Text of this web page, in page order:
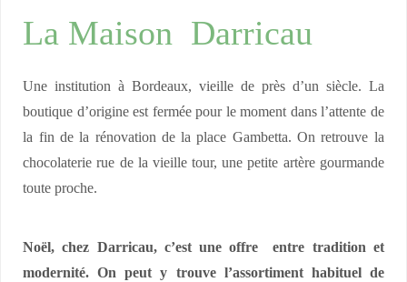
La Maison Darricau
Une institution à Bordeaux, vieille de près d’un siècle. La
boutique d’origine est fermée pour le moment dans l’attente de
la fin de la rénovation de la place Gambetta. On retrouve la
chocolaterie rue de la vieille tour, une petite artère gourmande
toute proche.
Noël, chez Darricau, c’est une offre entre tradition et
modernité. On peut y trouve l’assortiment habituel de